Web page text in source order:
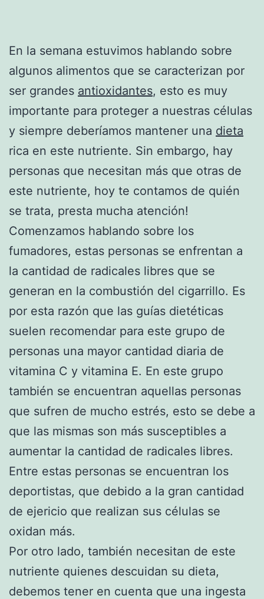
En la semana estuvimos hablando sobre
algunos alimentos que se caracterizan por
ser grandes antioxidantes, esto es muy
importante para proteger a nuestras células
y siempre deberíamos mantener una dieta
rica en este nutriente. Sin embargo, hay
personas que necesitan más que otras de
este nutriente, hoy te contamos de quién
se trata, presta mucha atención!
Comenzamos hablando sobre los
fumadores, estas personas se enfrentan a
la cantidad de radicales libres que se
generan en la combustión del cigarrillo. Es
por esta razón que las guías dietéticas
suelen recomendar para este grupo de
personas una mayor cantidad diaria de
vitamina C y vitamina E. En este grupo
también se encuentran aquellas personas
que sufren de mucho estrés, esto se debe a
que las mismas son más susceptibles a
aumentar la cantidad de radicales libres.
Entre estas personas se encuentran los
deportistas, que debido a la gran cantidad
de ejericio que realizan sus células se
oxidan más.
Por otro lado, también necesitan de este
nutriente quienes descuidan su dieta,
debemos tener en cuenta que una ingesta